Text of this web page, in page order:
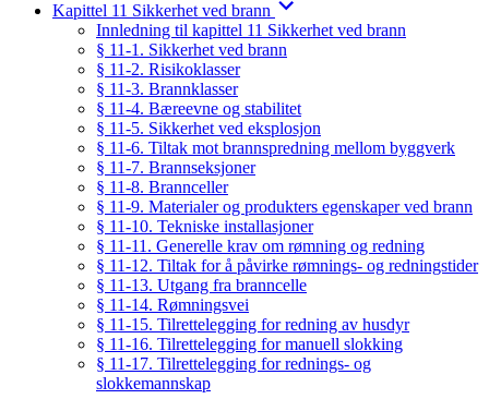
Kapittel 11 Sikkerhet ved brann
Innledning til kapittel 11 Sikkerhet ved brann
§ 11-1. Sikkerhet ved brann
§ 11-2. Risikoklasser
§ 11-3. Brannklasser
§ 11-4. Bæreevne og stabilitet
§ 11-5. Sikkerhet ved eksplosjon
§ 11-6. Tiltak mot brannspredning mellom byggverk
§ 11-7. Brannseksjoner
§ 11-8. Brannceller
§ 11-9. Materialer og produkters egenskaper ved brann
§ 11-10. Tekniske installasjoner
§ 11-11. Generelle krav om rømning og redning
§ 11-12. Tiltak for å påvirke rømnings- og redningstider
§ 11-13. Utgang fra branncelle
§ 11-14. Rømningsvei
§ 11-15. Tilrettelegging for redning av husdyr
§ 11-16. Tilrettelegging for manuell slokking
§ 11-17. Tilrettelegging for rednings- og
slokkemannskap